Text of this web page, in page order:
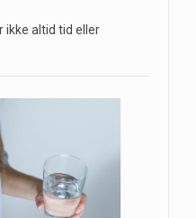
ikke altid tid eller